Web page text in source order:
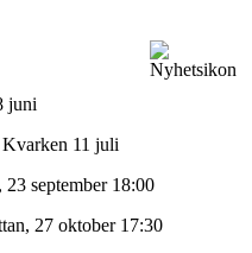
juni
11 juli
september 18:00
27 oktober 17:30